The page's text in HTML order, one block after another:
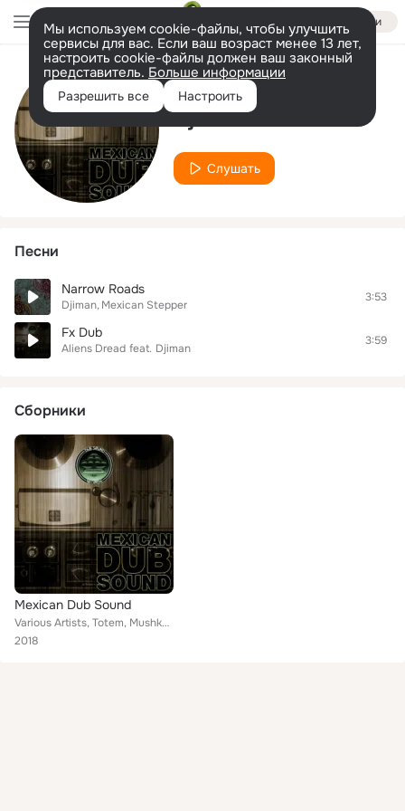
Войти
Мы используем cookie-файлы, чтобы улучшить
сервисы для вас. Если ваш возраст менее 13 лет,
настроить cookie-файлы должен ваш законный
представитель. Больше информации
Разрешить все Настроить
Исполнитель
Djiman
Слушать
Песни
Narrow Roads
Djiman Mexican Stepper
3:53
Fx Dub
Aliens Dread feat. Djiman
3:59
Сборники
Mexican Dub Sound
Various Artists, Totem, Mushka Town, Teiwari Dub, Zombie Mastah, Yo & Yoel, RRB DUB, Aliens Dread, Psychological dub, Vibrations...
2018